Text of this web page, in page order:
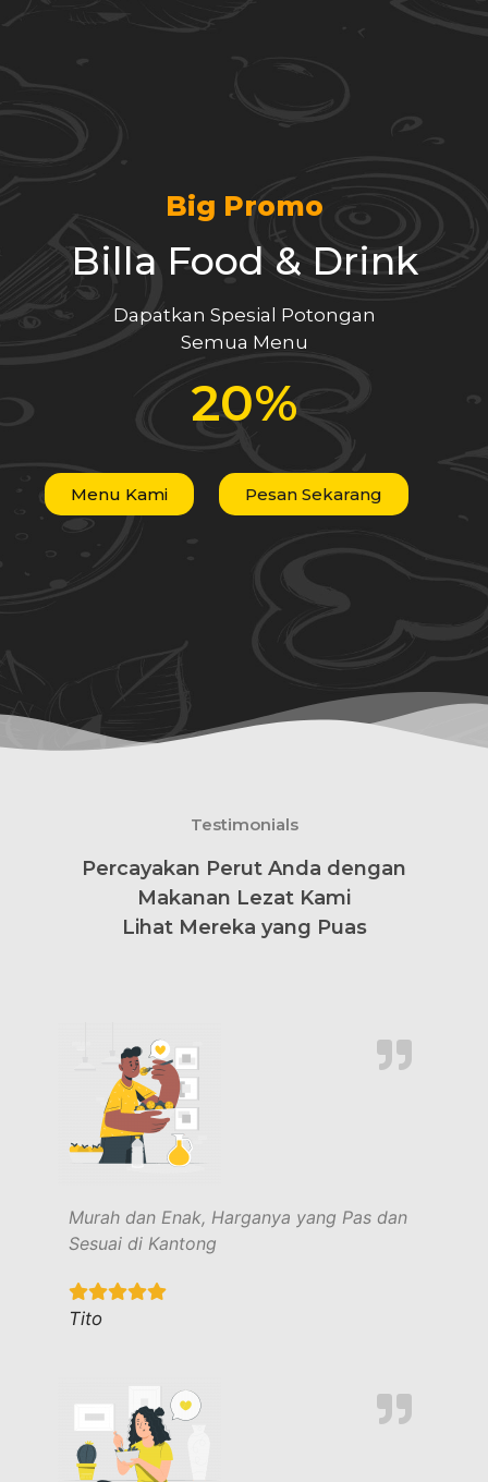
Big Promo
Billa Food & Drink
Dapatkan Spesial Potongan
Semua Menu
20%
Menu Kami Pesan Sekarang
Testimonials
Percayakan Perut Anda dengan
Makanan Lezat Kami
Lihat Mereka yang Puas
Murah dan Enak, Harganya yang Pas dan
Sesuai di Kantong
Tito